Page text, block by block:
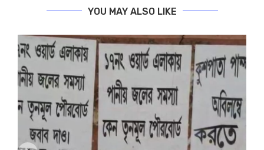
YOU MAY ALSO LIKE